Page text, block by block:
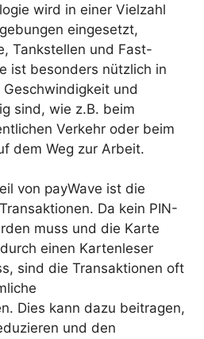
wird in einer Vielzahl
eingesetzt,
Tankstellen und Fast-
ist besonders nützlich in
und
sind, wie z.B. beim
Verkehr oder beim
dem Weg zur Arbeit.
von payWave ist die
Da kein PIN-
muss und die Karte
einen Kartenleser
sind die Transaktionen oft
Dies kann dazu beitragen,
und den